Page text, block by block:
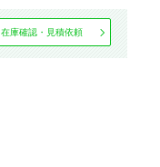
在庫確認・見積依頼